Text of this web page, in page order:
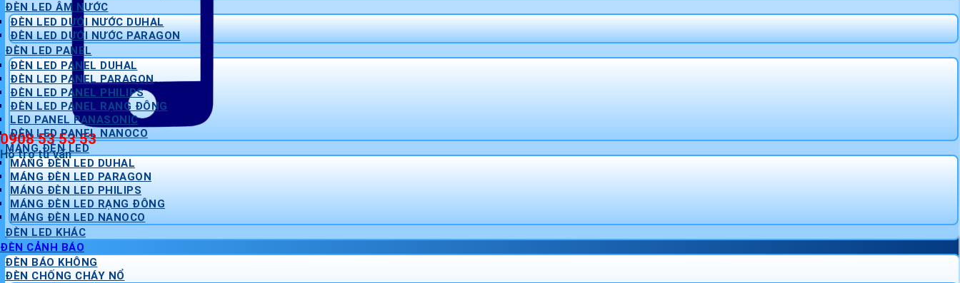
0908 53 53 53
Hỗ trợ tư vấn
ĐÈN LED ÂM NƯỚC
ĐÈN LED DƯỚI NƯỚC DUHAL
ĐÈN LED DƯỚI NƯỚC PARAGON
ĐÈN LED PANEL
ĐÈN LED PANEL DUHAL
ĐÈN LED PANEL PARAGON
ĐÈN LED PANEL PHILIPS
ĐÈN LED PANEL RẠNG ĐÔNG
LED PANEL PANASONIC
ĐÈN LED PANEL NANOCO
MÁNG ĐÈN LED
MÁNG ĐÈN LED DUHAL
MÁNG ĐÈN LED PARAGON
MÁNG ĐÈN LED PHILIPS
MÁNG ĐÈN LED RẠNG ĐÔNG
MÁNG ĐÈN LED NANOCO
ĐÈN LED KHÁC
ĐÈN CẢNH BÁO
ĐÈN BÁO KHÔNG
ĐÈN CHỐNG CHÁY NỔ